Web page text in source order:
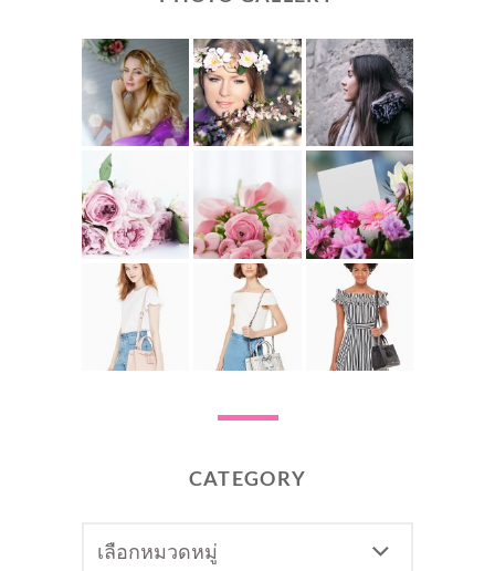
CATEGORY